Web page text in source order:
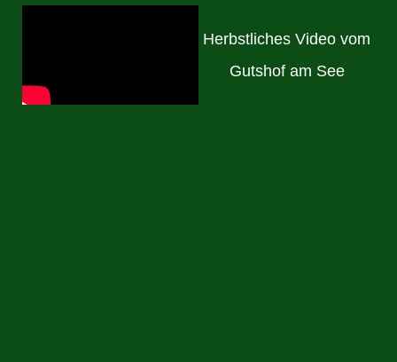
Herbstliches Video vom
Gutshof am See